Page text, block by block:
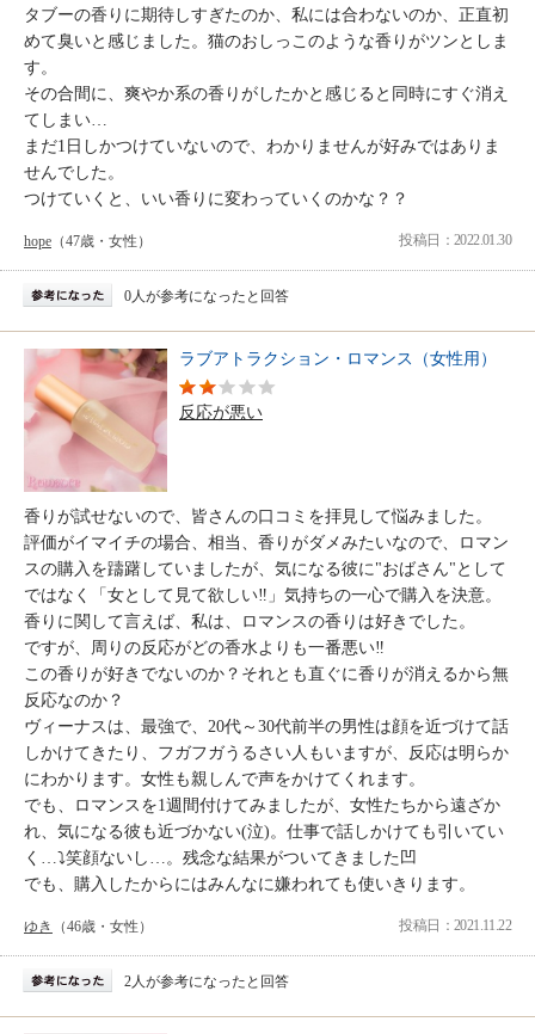
タブーの香りに期待しすぎたのか、私には合わないのか、正直初
めて臭いと感じました。猫のおしっこのような香りがツンとしま
す。
その合間に、爽やか系の香りがしたかと感じると同時にすぐ消え
てしまい…
まだ1日しかつけていないので、わかりませんが好みではありま
せんでした。
つけていくと、いい香りに変わっていくのかな？？
hope （47歳・女性） 投稿日：2022.01.30
0人が参考になったと回答
ラブアトラクション・ロマンス（女性用）
反応が悪い
香りが試せないので、皆さんの口コミを拝見して悩みました。
評価がイマイチの場合、相当、香りがダメみたいなので、ロマン
スの購入を躊躇していましたが、気になる彼に"おばさん"として
ではなく「女として見て欲しい‼️」気持ちの一心で購入を決意。
香りに関して言えば、私は、ロマンスの香りは好きでした。
ですが、周りの反応がどの香水よりも一番悪い‼️
この香りが好きでないのか？それとも直ぐに香りが消えるから無
反応なのか？
ヴィーナスは、最強で、20代～30代前半の男性は顔を近づけて話
しかけてきたり、フガフガうるさい人もいますが、反応は明らか
にわかります。女性も親しんで声をかけてくれます。
でも、ロマンスを1週間付けてみましたが、女性たちから遠ざか
れ、気になる彼も近づかない(泣)。仕事で話しかけても引いてい
く…⤵️笑顔ないし…。残念な結果がついてきました凹
でも、購入したからにはみんなに嫌われても使いきります。
ゆき （46歳・女性） 投稿日：2021.11.22
2人が参考になったと回答